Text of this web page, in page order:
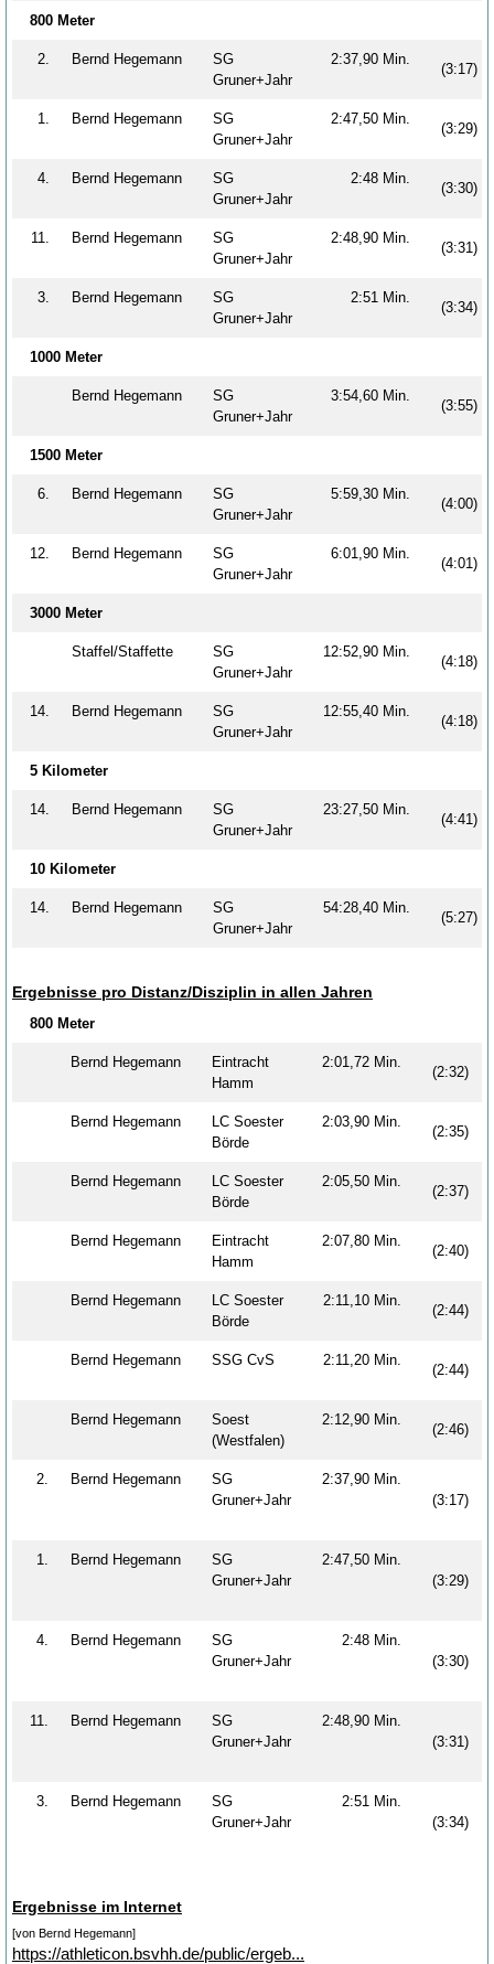
800 Meter
2. Bernd Hegemann
SG
Gruner+Jahr
2:37,90 Min.
(3:17)
1. Bernd Hegemann
SG
Gruner+Jahr
2:47,50 Min.
(3:29)
4. Bernd Hegemann
SG
Gruner+Jahr
2:48 Min.
(3:30)
11. Bernd Hegemann
SG
Gruner+Jahr
2:48,90 Min.
(3:31)
3. Bernd Hegemann
SG
Gruner+Jahr
2:51 Min.
(3:34)
1000 Meter
Bernd Hegemann
SG
Gruner+Jahr
3:54,60 Min.
(3:55)
1500 Meter
6. Bernd Hegemann
SG
Gruner+Jahr
5:59,30 Min.
(4:00)
12. Bernd Hegemann
SG
Gruner+Jahr
6:01,90 Min.
(4:01)
3000 Meter
Staffel/Staffette
SG
Gruner+Jahr
12:52,90 Min.
(4:18)
14. Bernd Hegemann
SG
Gruner+Jahr
12:55,40 Min.
(4:18)
5 Kilometer
14. Bernd Hegemann
SG
Gruner+Jahr
23:27,50 Min.
(4:41)
10 Kilometer
14. Bernd Hegemann
SG
Gruner+Jahr
54:28,40 Min.
(5:27)
Ergebnisse pro Distanz/Disziplin in allen Jahren
800 Meter
Bernd Hegemann
Eintracht
Hamm
2:01,72 Min.
(2:32)
Bernd Hegemann
LC Soester
Börde
2:03,90 Min.
(2:35)
Bernd Hegemann
LC Soester
Börde
2:05,50 Min.
(2:37)
Bernd Hegemann
Eintracht
Hamm
2:07,80 Min.
(2:40)
Bernd Hegemann
LC Soester
Börde
2:11,10 Min.
(2:44)
Bernd Hegemann SSG CvS 2:11,20 Min.
(2:44)
Bernd Hegemann
Soest
(Westfalen)
2:12,90 Min.
(2:46)
2. Bernd Hegemann
SG
Gruner+Jahr
2:37,90 Min.
(3:17)
1. Bernd Hegemann
SG
Gruner+Jahr
2:47,50 Min.
(3:29)
4. Bernd Hegemann
SG
Gruner+Jahr
2:48 Min.
(3:30)
11. Bernd Hegemann
SG
Gruner+Jahr
2:48,90 Min.
(3:31)
3. Bernd Hegemann
SG
Gruner+Jahr
2:51 Min.
(3:34)
Ergebnisse im Internet
[von Bernd Hegemann]
https://athleticon.bsvhh.de/public/ergeb...